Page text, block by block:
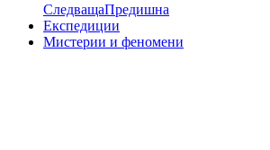
СледващаПредишна
Експедиции
Мистерии и феномени